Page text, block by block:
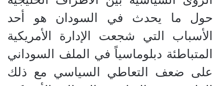
حول ما يحدث في السودان هو أحد
الأسباب التي شجعت الإدارة الأمريكية
المتباطئة دبلوماسياً في الملف السوداني
على ضعف التعاطي السياسي مع ذلك